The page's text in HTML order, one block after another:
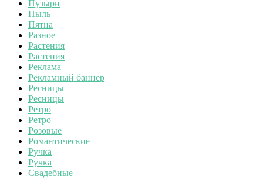
Пузыри
Пыль
Пятна
Разное
Растения
Растения
Реклама
Рекламный баннер
Ресницы
Ресницы
Ретро
Ретро
Розовые
Романтические
Ручка
Ручка
Свадебные